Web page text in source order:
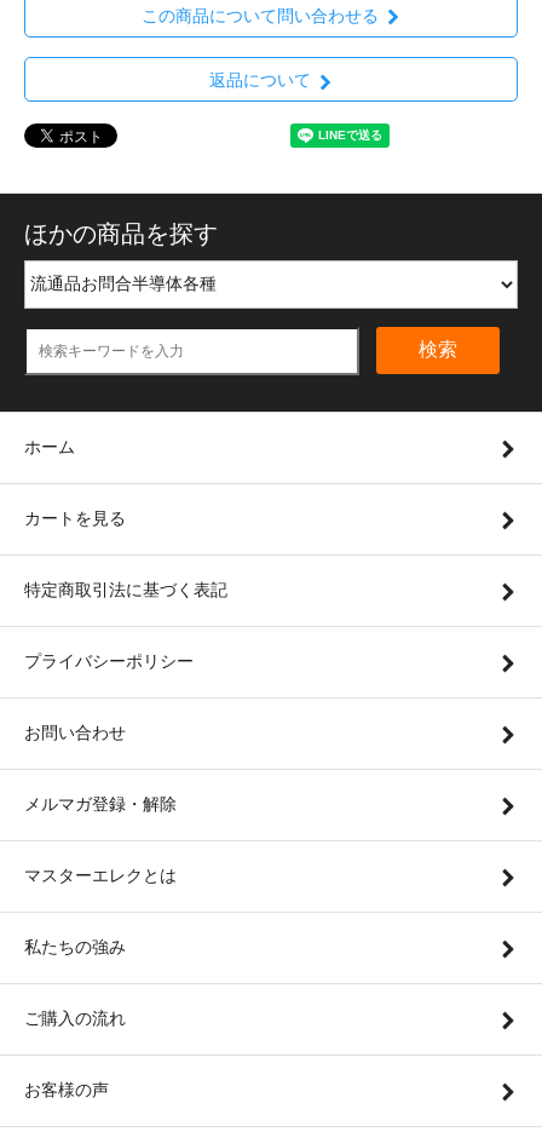
この商品について問い合わせる
返品について
ほかの商品を探す
検索
ホーム
カートを見る
特定商取引法に基づく表記
プライバシーポリシー
お問い合わせ
メルマガ登録・解除
マスターエレクとは
私たちの強み
ご購入の流れ
お客様の声